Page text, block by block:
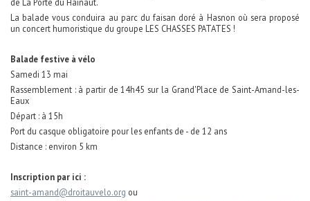
La balade vous conduira au parc du faisan doré à Hasnon où sera proposé
un concert humoristique du groupe LES CHASSES PATATES !
Balade festive à vélo
Samedi 13 mai
Rassemblement : à partir de 14h45 sur la Grand'Place de Saint-Amand-les-
Eaux
Départ : à 15h
Port du casque obligatoire pour les enfants de - de 12 ans
Distance : environ 5 km
Inscription par ici :
saint-amand@droitauvelo.org ou